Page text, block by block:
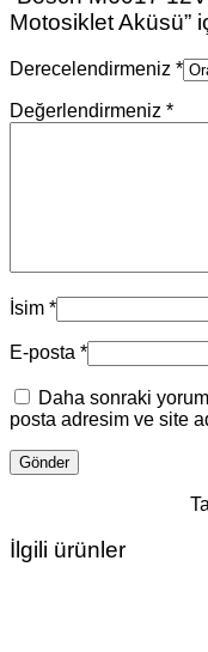
Motosiklet Aküsü”
Derecelendirmeniz *
Değerlendirmeniz *
İsim *
E-posta *
Daha sonraki
posta adresim ve site
İlgili ürünler